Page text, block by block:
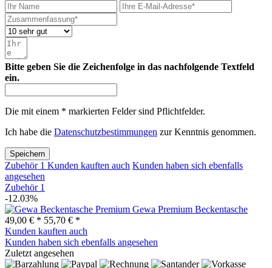
Bitte geben Sie die Zeichenfolge in das nachfolgende Textfeld
ein.
Die mit einem * markierten Felder sind Pflichtfelder.
Ich habe die Datenschutzbestimmungen zur Kenntnis genommen.
Speichern
Zubehör 1 Kunden kauften auch Kunden haben sich ebenfalls
angesehen
Zubehör 1
-12.03%
Gewa Premium Beckentasche
49,00 € * 55,70 € *
Kunden kauften auch
Kunden haben sich ebenfalls angesehen
Zuletzt angesehen